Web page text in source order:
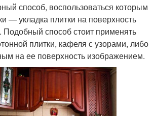
способ, воспользоваться которым
— укладка плитки на поверхность
Подобный способ стоит применять
плитки, кафеля с узорами, либо
на ее поверхность изображением.